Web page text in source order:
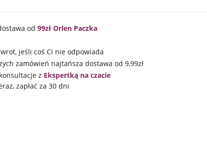
od 99zł Orlen Paczka
jeśli coś Ci nie odpowiada
zamówień najtańsza dostawa od 9,99zł
z Ekspertką na czacie
zapłać za 30 dni